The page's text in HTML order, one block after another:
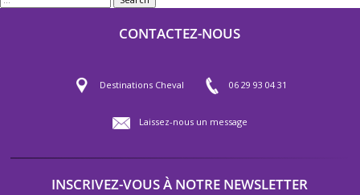
CONTACTEZ-NOUS
Destinations Cheval 06 29 93 04 31
Laissez-nous un message
INSCRIVEZ-VOUS À NOTRE NEWSLETTER